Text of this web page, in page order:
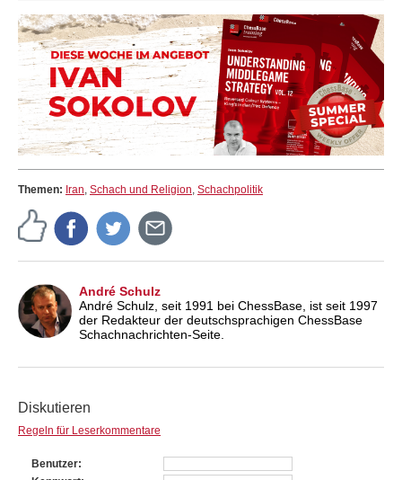
Themen: Iran Schach und Religion Schachpolitik
André Schulz
André Schulz, seit 1991 bei ChessBase, ist seit 1997
der Redakteur der deutschsprachigen ChessBase
Schachnachrichten-Seite.
Diskutieren
Regeln für Leserkommentare
Benutzer